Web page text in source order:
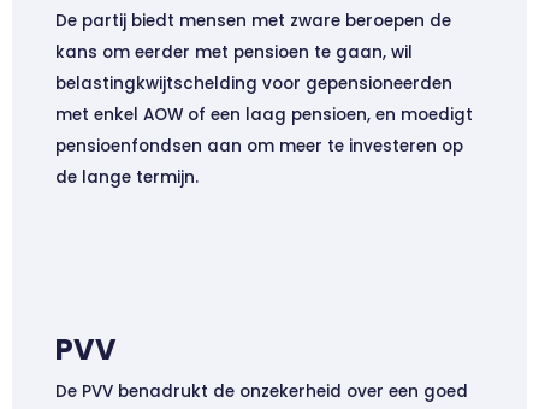
De partij biedt mensen met zware beroepen de
kans om eerder met pensioen te gaan, wil
belastingkwijtschelding voor gepensioneerden
met enkel AOW of een laag pensioen, en moedigt
pensioenfondsen aan om meer te investeren op
de lange termijn.
PVV
De PVV benadrukt de onzekerheid over een goed